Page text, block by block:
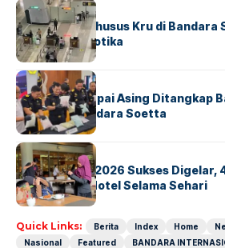
BANDARABERITA
Ketika Jalur Khusus Kru di Bandara
Sindikat Narkotika
BANDARA BERITA
Kopilot Maskapai Asing Ditangkap
Ekstasi di Bandara Soetta
BERITAINDEX
GM For A Day 2026 Sukses Digelar,
Operasional Hotel Selama Sehari
Quick Links: Berita Index Home
Nasional
Featured
BANDARA